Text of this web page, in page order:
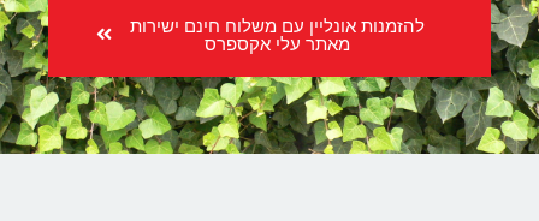
להזמנות אונליין עם משלוח חינם ישירות
מאתר עלי אקספרס